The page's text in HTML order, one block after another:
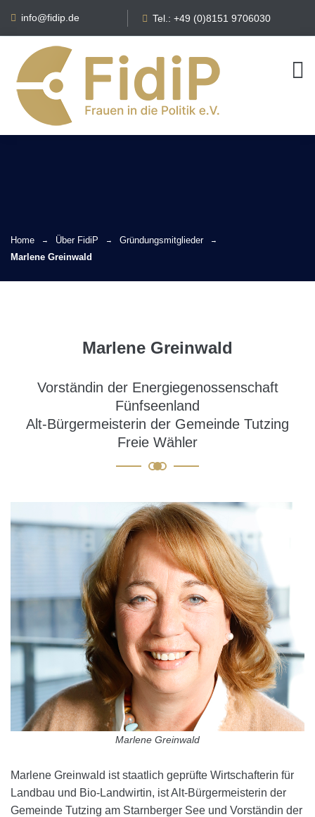
info@fidip.de Tel.: +49 (0)8151 9706030
Home Über FidiP
Gründungsmitglieder
Marlene Greinwald
Marlene Greinwald
Vorständin der Energiegenossenschaft
Fünfseenland
Alt-Bürgermeisterin der Gemeinde Tutzing
Freie Wähler
Marlene Greinwald
Marlene Greinwald ist staatlich geprüfte Wirtschafterin für
Landbau und Bio-Landwirtin, ist Alt-Bürgermeisterin der
Gemeinde Tutzing am Starnberger See und Vorständin der